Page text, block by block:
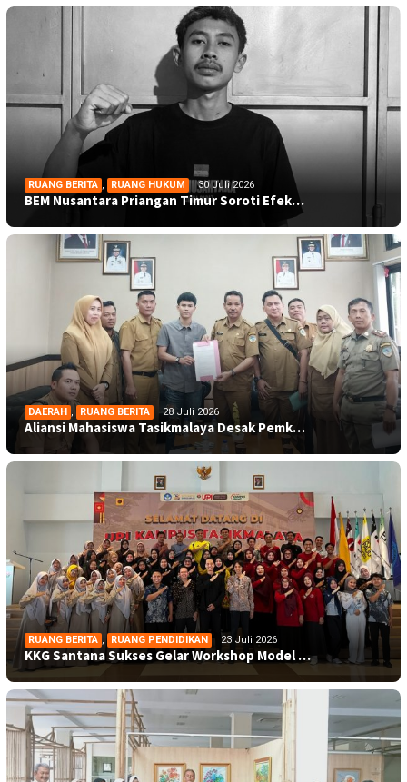
RUANG BERITA RUANG HUKUM 30 Juli 2026
BEM Nusantara Priangan Timur Soroti Efek…
DAERAH , RUANG BERITA 28 Juli 2026
Aliansi Mahasiswa Tasikmalaya Desak Pemk…
RUANG BERITA , RUANG PENDIDIKAN 23 Juli 2026
KKG Santana Sukses Gelar Workshop Model …